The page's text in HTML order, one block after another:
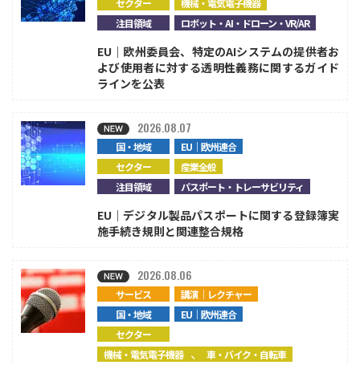
セクター
機械・電気電子機器
注目領域
ロボット・AI・ドローン・VR/AR
EU｜欧州委員会、特定のAIシステムの提供者お
よび使用者に対する透明性義務に関するガイド
ラインを公表
国・地域
EU｜欧州連合
セクター
産業全般
注目領域
パスポート・トレーサビリティ
2026.08.07
EU｜デジタル製品パスポートに関する登録簿実
施手続き規則と関連整合規格
サービス
講演｜レクチャー
国・地域
EU｜欧州連合
セクター
機械・電気電子機器 、車・バイク・自転車
2026.08.06